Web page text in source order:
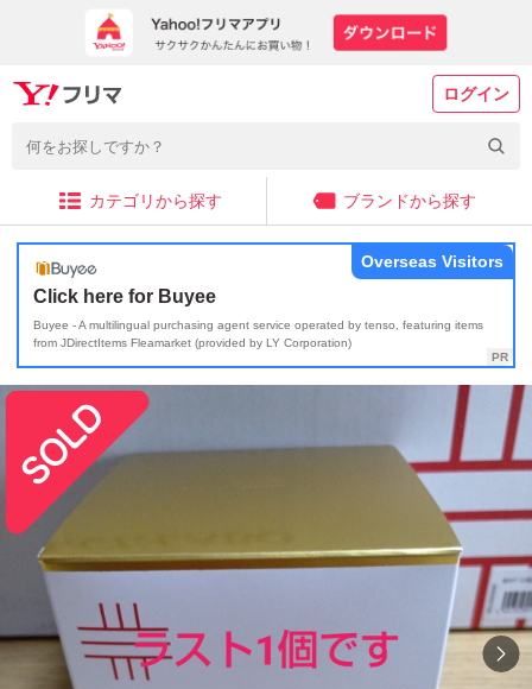
ログイン
カテゴリから探す ブランドから探す
Click here for Buyee
Buyee - A multilingual purchasing agent service operated by tenso, featuring items
from JDirectItems Fleamarket (provided by LY Corporation)
Overseas Visitors